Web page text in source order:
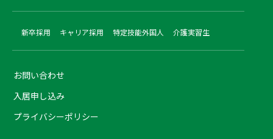
新卒採用 キャリア採用 特定技能外国人 介護実習生
お問い合わせ
入居申し込み
プライバシーポリシー